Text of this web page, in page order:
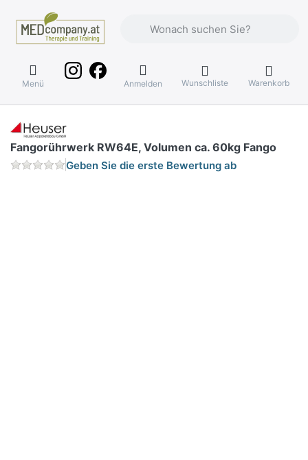
Menü Anmelden Wunschliste Warenkorb
Fangorührwerk RW64E, Volumen ca. 60kg Fango
Geben Sie die erste Bewertung ab